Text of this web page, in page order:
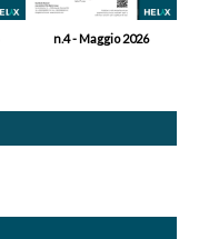
n.4 - Maggio 2026